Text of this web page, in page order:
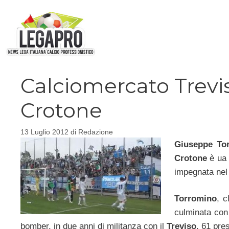
contenuto
Calciomercato
Crotone
13 Luglio 2012 di Redazione
Giuseppe
Crotoneè ua
impegnata
Torromino,
culminata
bomber, in due anni di militanza con il Treviso, 61